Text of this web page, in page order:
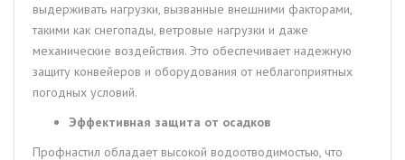
выдерживать нагрузки, вызванные внешними факторами,
такими как снегопады, ветровые нагрузки и даже
механические воздействия. Это обеспечивает надежную
защиту конвейеров и оборудования от неблагоприятных
погодных условий.
Эффективная защита от осадков
Профнастил обладает высокой водоотводимостью, что